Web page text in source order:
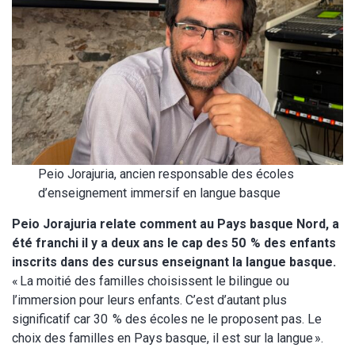
Peio Jorajuria, ancien responsable des écoles
d’enseignement immersif en langue basque
Peio Jorajuria relate comment au Pays basque Nord, a
été franchi il y a deux ans le cap des 50 % des enfants
inscrits dans des cursus enseignant la langue basque.
« La moitié des familles choisissent le bilingue ou
l’immersion pour leurs enfants. C’est d’autant plus
significatif car 30 % des écoles ne le proposent pas. Le
choix des familles en Pays basque, il est sur la langue ».